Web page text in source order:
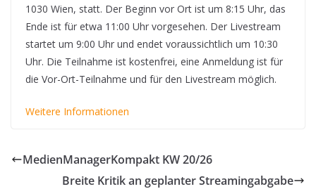
1030 Wien, statt. Der Beginn vor Ort ist um 8:15 Uhr, das
Ende ist für etwa 11:00 Uhr vorgesehen. Der Livestream
startet um 9:00 Uhr und endet voraussichtlich um 10:30
Uhr. Die Teilnahme ist kostenfrei, eine Anmeldung ist für
die Vor-Ort-Teilnahme und für den Livestream möglich.
Weitere Informationen
MedienManagerKompakt KW 20/26
Breite Kritik an geplanter Streamingabgabe